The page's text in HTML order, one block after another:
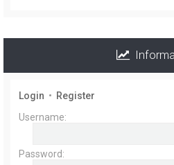
Login • Register
Username:
Password: